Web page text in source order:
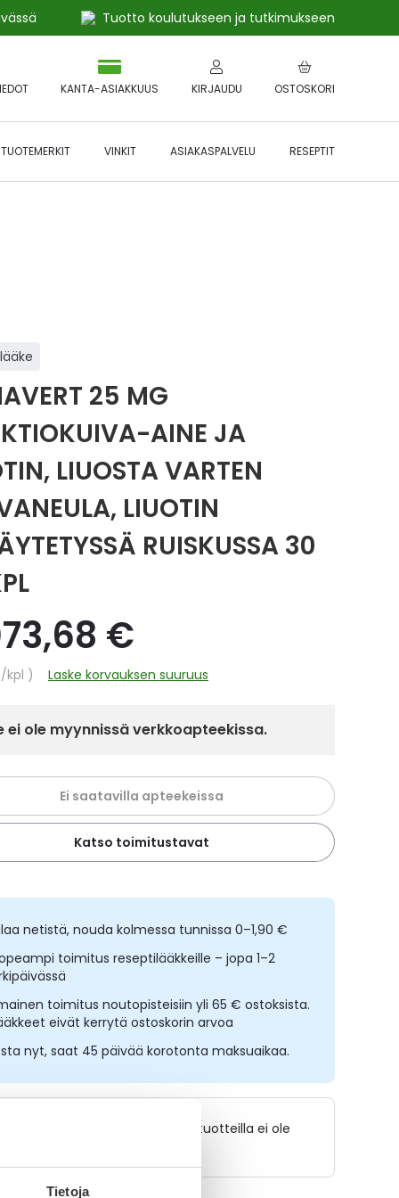
Tietoja
Tuotto koulutukseen ja tutkimukseen
OSTOSKORI
KANTA-ASIAKKUUS KIRJAUDU
TUOTEMERKIT VINKIT ASIAKASPALVELU RESEPTIT
25 MG
AINE JA
LIUOSTA VARTEN
LIUOTIN
RUISKUSSA 30
€
/kpl Laske korvauksen suuruus
ei ole myynnissä verkkoapteekissa.
Ei saatavilla apteekeissa
Katso toimitustavat
netistä, nouda kolmessa tunnissa 0–1,90 €
toimitus reseptilääkkeille – jopa 1–2
toimitus noutopisteisiin yli 65 € ostoksista.
eivät kerrytä ostoskorin arvoa
nyt, saat 45 päivää korotonta maksuaikaa.
Lääkkeillä ja reseptillä ostetuilla tuotteilla ei ole